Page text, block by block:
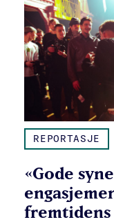
REPORTASJE
«Gode